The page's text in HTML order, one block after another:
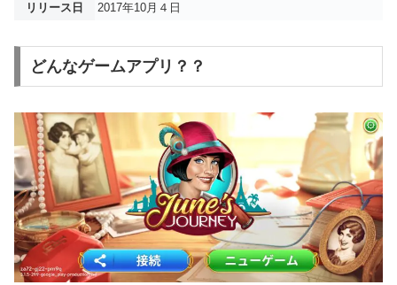
リリース日 2017年10月４日
どんなゲームアプリ？？